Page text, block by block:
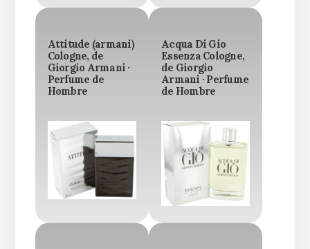
Attitude (armani)
Cologne, de
Giorgio Armani ·
Perfume de
Hombre
Acqua Di Gio
Essenza Cologne,
de Giorgio
Armani · Perfume
de Hombre